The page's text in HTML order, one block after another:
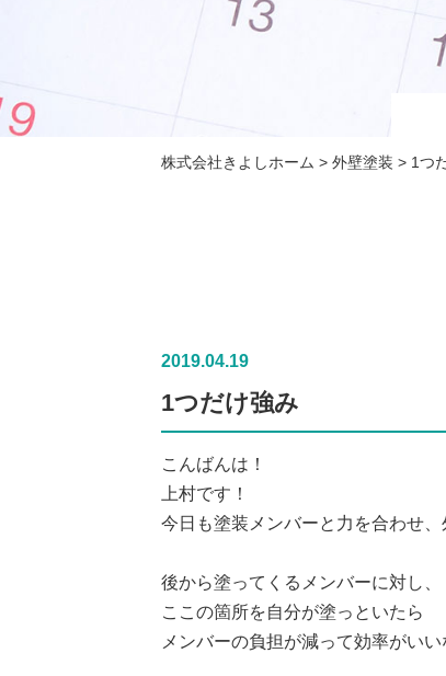
株式会社きよしホーム > 外壁塗装 > 1つ
2019.04.19
1つだけ強み
こんばんは！
上村です！
今日も塗装メンバーと力を合わせ
後から塗ってくるメンバーに対し、
ここの箇所を自分が塗っといたら
メンバーの負担が減って効率がいい